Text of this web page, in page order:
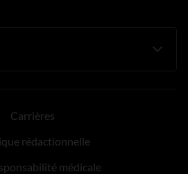
Carrières
rédactionnelle
médicale